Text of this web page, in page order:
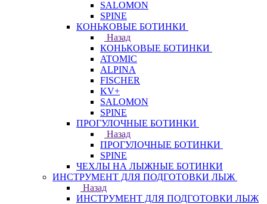
SALOMON
SPINE
КОНЬКОВЫЕ БОТИНКИ
Назад
КОНЬКОВЫЕ БОТИНКИ
ATOMIC
ALPINA
FISCHER
KV+
SALOMON
SPINE
ПРОГУЛОЧНЫЕ БОТИНКИ
Назад
ПРОГУЛОЧНЫЕ БОТИНКИ
SPINE
ЧЕХЛЫ НА ЛЫЖНЫЕ БОТИНКИ
ИНСТРУМЕНТ ДЛЯ ПОДГОТОВКИ ЛЫЖ
Назад
ИНСТРУМЕНТ ДЛЯ ПОДГОТОВКИ ЛЫЖ